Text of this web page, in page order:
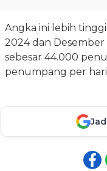
Angka ini lebih
2024 dan
sebesar 44.000
penumpang per